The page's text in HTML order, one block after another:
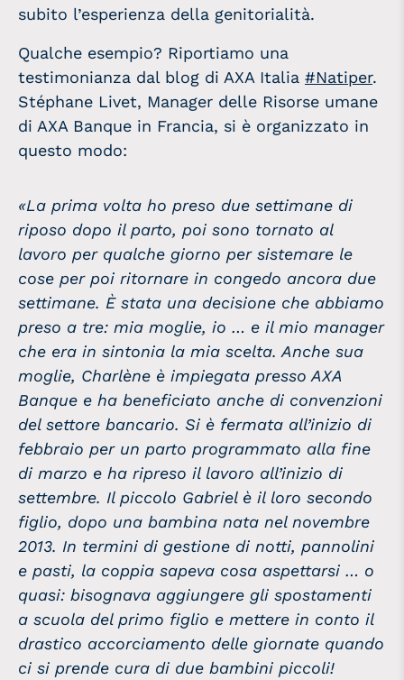
subito l’esperienza della genitorialità.
Qualche esempio? Riportiamo una
testimonianza dal blog di AXA Italia #Natiper.
Stéphane Livet, Manager delle Risorse umane
di AXA Banque in Francia, si è organizzato in
questo modo:
«La prima volta ho preso due settimane di
riposo dopo il parto, poi sono tornato al
lavoro per qualche giorno per sistemare le
cose per poi ritornare in congedo ancora due
settimane. È stata una decisione che abbiamo
preso a tre: mia moglie, io … e il mio manager
che era in sintonia la mia scelta. Anche sua
moglie, Charlène è impiegata presso AXA
Banque e ha beneficiato anche di convenzioni
del settore bancario. Si è fermata all’inizio di
febbraio per un parto programmato alla fine
di marzo e ha ripreso il lavoro all’inizio di
settembre. Il piccolo Gabriel è il loro secondo
figlio, dopo una bambina nata nel novembre
2013. In termini di gestione di notti, pannolini
e pasti, la coppia sapeva cosa aspettarsi … o
quasi: bisognava aggiungere gli spostamenti
a scuola del primo figlio e mettere in conto il
drastico accorciamento delle giornate quando
ci si prende cura di due bambini piccoli!